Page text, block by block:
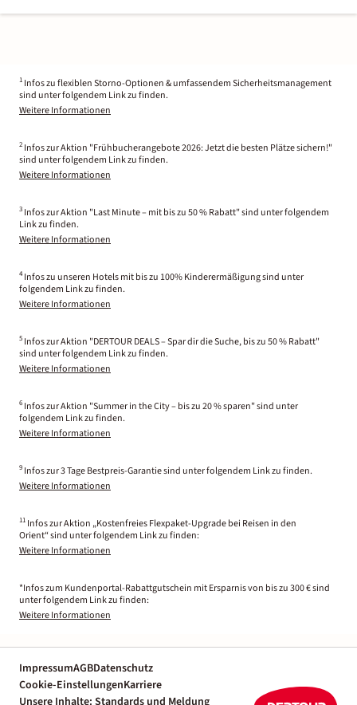
1 Infos zu flexiblen Storno-Optionen & umfassendem Sicherheitsmanagement
sind unter folgendem Link zu finden.
Weitere Informationen
2 Infos zur Aktion "Frühbucherangebote 2026: Jetzt die besten Plätze sichern!"
sind unter folgendem Link zu finden.
Weitere Informationen
3 Infos zur Aktion "Last Minute – mit bis zu 50 % Rabatt" sind unter folgendem
Link zu finden.
Weitere Informationen
4 Infos zu unseren Hotels mit bis zu 100% Kinderermäßigung sind unter
folgendem Link zu finden.
Weitere Informationen
5 Infos zur Aktion "DERTOUR DEALS – Spar dir die Suche, bis zu 50 % Rabatt"
sind unter folgendem Link zu finden.
Weitere Informationen
6 Infos zur Aktion "Summer in the City – bis zu 20 % sparen" sind unter
folgendem Link zu finden.
Weitere Informationen
9 Infos zur 3 Tage Bestpreis-Garantie sind unter folgendem Link zu finden.
Weitere Informationen
11 Infos zur Aktion „Kostenfreies Flexpaket-Upgrade bei Reisen in den
Orient“ sind unter folgendem Link zu finden:
Weitere Informationen
*Infos zum Kundenportal-Rabattgutschein mit Ersparnis von bis zu 300 € sind
unter folgendem Link zu finden:
Weitere Informationen
ImpressumAGBDatenschutz
Cookie-EinstellungenKarriere
Unsere Inhalte: Standards und Meldung